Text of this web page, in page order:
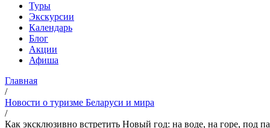
Туры
Экскурсии
Календарь
Блог
Акции
Афиша
Главная
/
Новости о туризме Беларуси и мира
/
Как эксклюзивно встретить Новый год: на воде, на горе, под